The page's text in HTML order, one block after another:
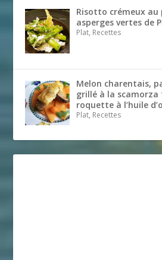
Risotto crémeux au
asperges vertes de
Plat, Recettes
Melon charentais,
grillé à la scamorza
roquette à l’huile
Plat, Recettes